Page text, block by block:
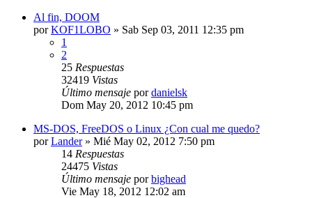
Al fin, DOOM
porKOF1LOBO » Sab Sep 03, 2011 12:35 pm
1
2
25 Respuestas
32419 Vistas
Último mensaje pordanielsk
Dom May 20, 2012 10:45 pm
MS-DOS, FreeDOS o Linux ¿Con cual me quedo?
porLander» Mié May 02, 2012 7:50 pm
14 Respuestas
24475 Vistas
Último mensaje porbighead
Vie May 18, 2012 12:02 am